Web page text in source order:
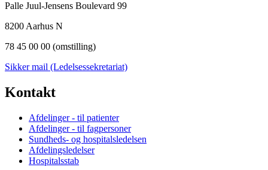
Palle Juul-Jensens Boulevard 99
8200 Aarhus N
78 45 00 00 (omstilling)
Sikker mail (Ledelsessekretariat)
Kontakt
Afdelinger - til patienter
Afdelinger - til fagpersoner
Sundheds- og hospitalsledelsen
Afdelingsledelser
Hospitalsstab